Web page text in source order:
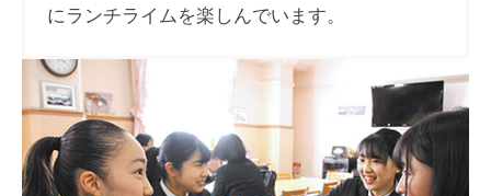
にランチライムを楽しんでいます。